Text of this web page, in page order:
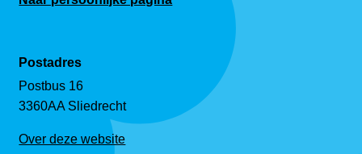
Postadres
Postbus 16
3360AA Sliedrecht
Over deze website